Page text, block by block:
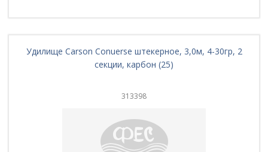
Удилище Carson Conuerse штекерное, 3,0м, 4-30гр, 2
секции, карбон (25)
313398